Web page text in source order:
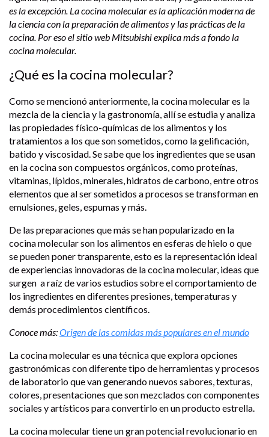
es la excepción. La cocina molecular es la aplicación moderna de
la ciencia con la preparación de alimentos y las prácticas de la
cocina. Por eso el sitio web Mitsubishi explica más a fondo la
cocina molecular.
¿Qué es la cocina molecular?
Como se mencionó anteriormente, la cocina molecular es la
mezcla de la ciencia y la gastronomía, allí se estudia y analiza
las propiedades físico-químicas de los alimentos y los
tratamientos a los que son sometidos, como la gelificación,
batido y viscosidad. Se sabe que los ingredientes que se usan
en la cocina son compuestos orgánicos, como proteínas,
vitaminas, lípidos, minerales, hidratos de carbono, entre otros
elementos que al ser sometidos a procesos se transforman en
emulsiones, geles, espumas y más.
De las preparaciones que más se han popularizado en la
cocina molecular son los alimentos en esferas de hielo o que
se pueden poner transparente, esto es la representación ideal
de experiencias innovadoras de la cocina molecular, ideas que
surgen a raíz de varios estudios sobre el comportamiento de
los ingredientes en diferentes presiones, temperaturas y
demás procedimientos científicos.
Conoce más:Origen de las comidas más populares en el mundo
La cocina molecular es una técnica que explora opciones
gastronómicas con diferente tipo de herramientas y procesos
de laboratorio que van generando nuevos sabores, texturas,
colores, presentaciones que son mezclados con componentes
sociales y artísticos para convertirlo en un producto estrella.
La cocina molecular tiene un gran potencial revolucionario en